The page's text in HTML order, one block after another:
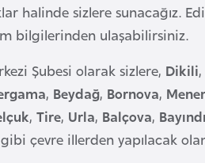
halinde sizlere sunacağız.
bilgilerinden ulaşabilirsiniz.
Şubesi olarak sizlere, Dikili,
, Beydağ, Bornova,
, Tire, Urla, Balçova,
gibi çevre illerden yapılacak